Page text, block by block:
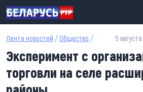
Перейти к основному содержанию
Лента новостей / Общество / 5
Эксперимент с
торговли на селе